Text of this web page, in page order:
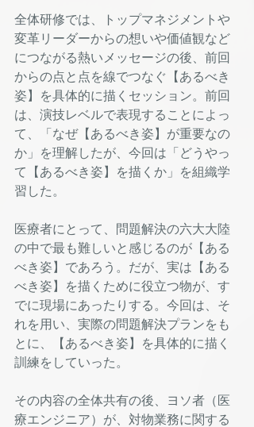
全体研修では、トップマネジメントや
変革リーダーからの想いや価値観など
につながる熱いメッセージの後、前回
からの点と点を線でつなぐ【あるべき
姿】を具体的に描くセッション。前回
は、演技レベルで表現することによっ
て、「なぜ【あるべき姿】が重要なの
か」を理解したが、今回は「どうやっ
て【あるべき姿】を描くか」を組織学
習した。
医療者にとって、問題解決の六大大陸
の中で最も難しいと感じるのが【ある
べき姿】であろう。だが、実は【ある
べき姿】を描くために役立つ物が、す
でに現場にあったりする。今回は、そ
れを用い、実際の問題解決プランをも
とに、【あるべき姿】を具体的に描く
訓練をしていった。
その内容の全体共有の後、ヨソ者（医
療エンジニア）が、対物業務に関する